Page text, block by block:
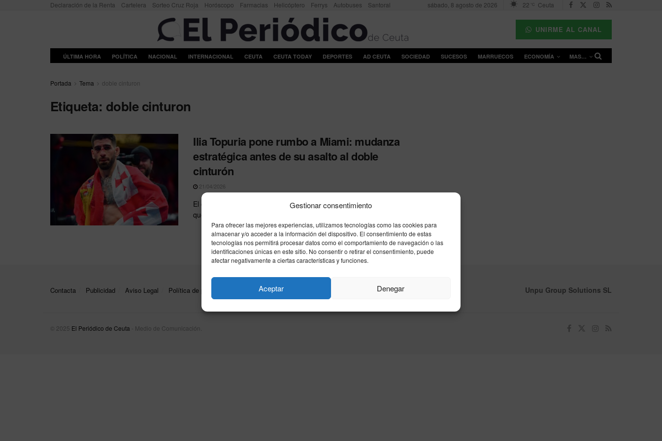
Gestionar consentimiento
Para ofrecer las mejores experiencias, utilizamos tecnologías como las cookies para
almacenar y/o acceder a la información del dispositivo. El consentimiento de estas
tecnologías nos permitirá procesar datos como el comportamiento de navegación o las
identificaciones únicas en este sitio. No consentir o retirar el consentimiento, puede
afectar negativamente a ciertas características y funciones.
Aceptar Denegar
Declaración de la Renta Cartelera Sorteo Cruz Roja Horóscopo Farmacias Helicóptero Ferrys Autobuses Santoral sábado, 8 agosto de 2026 22 °C Ceuta
UNIRME AL CANAL
ÚLTIMA HORA POLÍTICA NACIONAL INTERNACIONAL CEUTA CEUTA TODAY DEPORTES AD CEUTA SOCIEDAD SUCESOS MARRUECOS ECONOMÍA MAS…
Portada Tema doble cinturon
Etiqueta: doble cinturon
Ilia Topuria pone rumbo a Miami: mudanza
estratégica antes de su asalto al doble
cinturón
21/04/2026
El campeón hispanogeorgiano confirma en el podcast de Ariel Helwani
que se establece en Estados Unidos para preparar su combate ...
Contacta Publicidad Aviso Legal Política de privacidad Política de cookies Unpu Group Solutions SL
© 2025 El Periódico de Ceuta - Medio de Comunicación